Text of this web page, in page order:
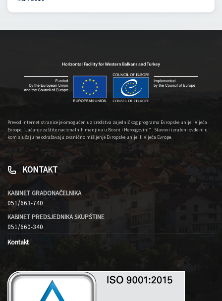
Prevod internet stranice je omogućen uz sredstva zajedničkog programa Evropske unije i Vijeća
Evrope, “Jačanje zaštite nacionalnih manjina u Bosni i Hercegovini” . Stavovi izraženi ovde ni u
kom slučaju ne odražavaju zvanično mišljenje Evropske unije ili Vijeća Evrope.
KONTAKT
KABINET GRADONAČELNIKA
051/663-740
KABINET PREDSJEDNIKA SKUPŠTINE
051/660-340
Kontakt